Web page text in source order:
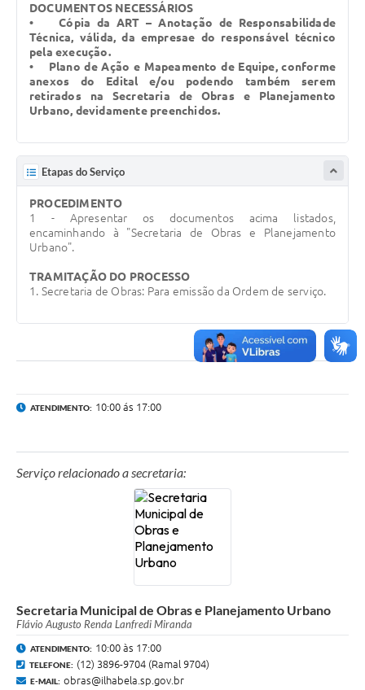
DOCUMENTOS NECESSÁRIOS
• Cópia da ART – Anotação de Responsabilidade
Técnica, válida, da empresae do responsável técnico
pela execução.
• Plano de Ação e Mapeamento de Equipe, conforme
anexos do Edital e/ou podendo também serem
retirados na Secretaria de Obras e Planejamento
Urbano, devidamente preenchidos.
Etapas do Serviço
PROCEDIMENTO
1 - Apresentar os documentos acima listados,
encaminhando à "Secretaria de Obras e Planejamento
Urbano".
TRAMITAÇÃO DO PROCESSO
1. Secretaria de Obras: Para emissão da Ordem de serviço.
ATENDIMENTO: 10:00 ás 17:00
Serviço relacionado a secretaria:
Secretaria Municipal de Obras e Planejamento Urbano
Flávio Augusto Renda Lanfredi Miranda
ATENDIMENTO: 10:00 às 17:00
TELEFONE: (12) 3896-9704 (Ramal 9704)
E-MAIL: obras@ilhabela.sp.gov.br